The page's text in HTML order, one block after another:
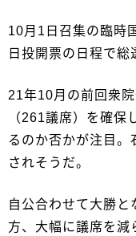
10月1日召集の臨時
日投開票の日程で総
21年10月の前回衆
（261議席）を確保
るのか否かが注目。
されそうだ。
自公合わせて大勝
方、大幅に議席を減